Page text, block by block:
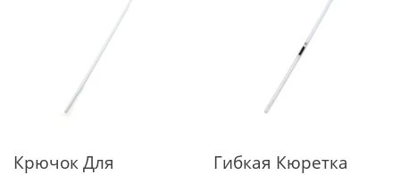
Крючок Для
Гибкая Кюретка